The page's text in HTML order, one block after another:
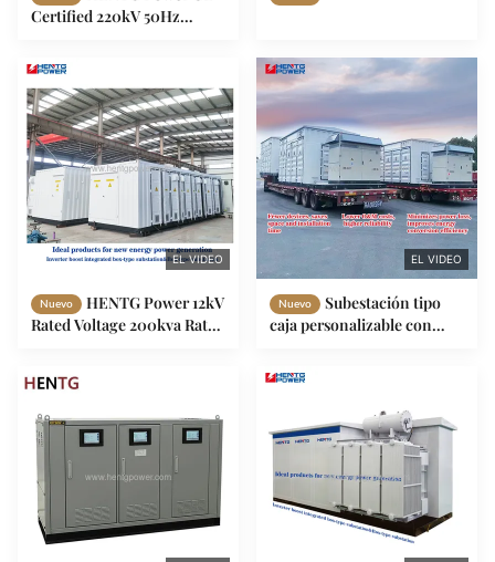
Certified 220kV 50Hz
Renewable Energy
EL VIDEO
Nuevo
HENTG Power 12kV
Rated Voltage 200kva Rated
Box Type Substation for
Industrial Applications
EL VIDEO
Nuevo
Subestación tipo
caja personalizable con
energía de alta eficiencia